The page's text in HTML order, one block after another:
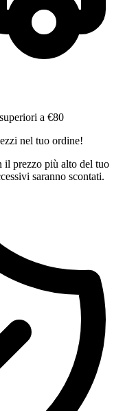
a €80
nel tuo ordine!
il prezzo più alto del tuo
saranno scontati.